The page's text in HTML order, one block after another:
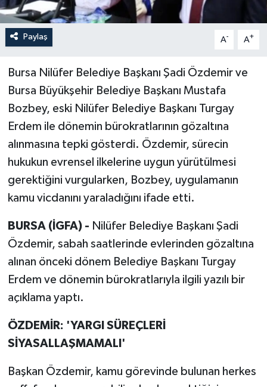
Paylaş A- A+
Bursa Nilüfer Belediye Başkanı Şadi Özdemir ve
Bursa Büyükşehir Belediye Başkanı Mustafa
Bozbey, eski Nilüfer Belediye Başkanı Turgay
Erdem ile dönemin bürokratlarının gözaltına
alınmasına tepki gösterdi. Özdemir, sürecin
hukukun evrensel ilkelerine uygun yürütülmesi
gerektiğini vurgularken, Bozbey, uygulamanın
kamu vicdanını yaraladığını ifade etti.
BURSA (İGFA) - Nilüfer Belediye Başkanı Şadi
Özdemir, sabah saatlerinde evlerinden gözaltına
alınan önceki dönem Belediye Başkanı Turgay
Erdem ve dönemin bürokratlarıyla ilgili yazılı bir
açıklama yaptı.
ÖZDEMİR: 'YARGI SÜREÇLERİ
SİYASALLAŞMAMALI'
Başkan Özdemir, kamu görevinde bulunan herkes